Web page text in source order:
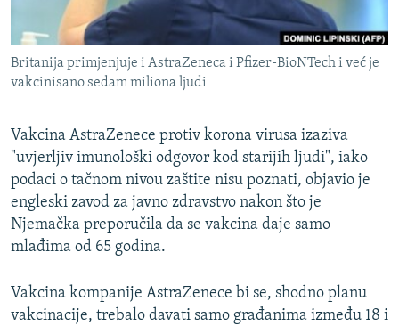
VIŠE OD NASLOVA
GENOCID U SREBRENICI
POPLAVE I KLIZIŠTA U BIH 2024.
POST SCRIPTUM
MOJA EVROPA
TRI DECENIJE OD RATA U BIH
SVE KARTE DEJTONA
PRATITE NAS
Britanija primjenjuje i AstraZeneca i Pfizer-BioNTech i već je
vakcinisano sedam miliona ljudi
Vakcina AstraZenece protiv korona virusa izaziva
"uvjerljiv imunološki odgovor kod starijih ljudi", iako
podaci o tačnom nivou zaštite nisu poznati, objavio je
engleski zavod za javno zdravstvo nakon što je
Njemačka preporučila da se vakcina daje samo
mlađima od 65 godina.
Vakcina kompanije AstraZenece bi se, shodno planu
vakcinacije, trebalo davati samo građanima između 18 i